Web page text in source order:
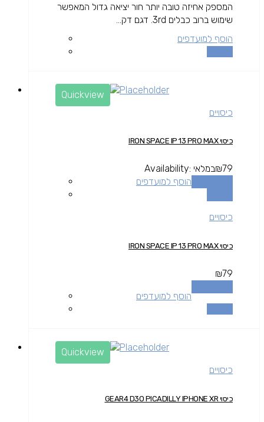
המספק אחיזה טובה יותר חור יציאה גדול המאפשר
שימוש ברוב כבלים 3rd. דגם דק...
הוסף למועדפים
Quickview
כיסויים
כיסוי IRON SPACE IP 13 PRO MAX
₪79
Availability: במלאי
הוסף למועדפים
כיסויים
כיסוי IRON SPACE IP 13 PRO MAX
₪79
הוסף למועדפים
Quickview
כיסויים
כיסוי GEAR4 D3O PICADILLY IPHONE XR